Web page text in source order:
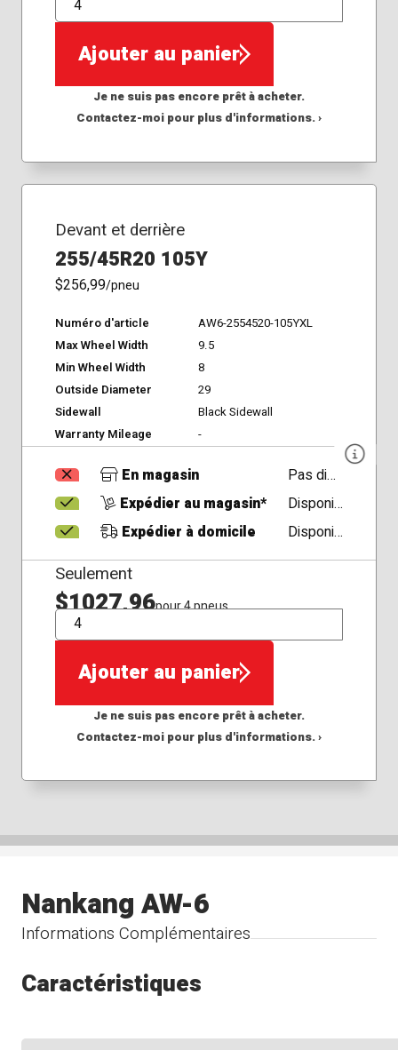
QTÉ
Ajouter au panier
Je ne suis pas encore prêt à acheter.
Contactez-moi pour plus d'informations. ›
Devant et derrière
255/45R20 105Y
$256,99/pneu
Numéro d'article
AW6-2554520-105YXL
Max Wheel Width
9.5
Min Wheel Width
8
Outside Diameter
29
Sidewall
Black Sidewall
Warranty Mileage
-
En magasin
Pas disponible
Expédier au magasin*
Disponible
Expédier à domicile
Disponible
Seulement
$1027,96pour 4 pneus
QTÉ
Ajouter au panier
Je ne suis pas encore prêt à acheter.
Contactez-moi pour plus d'informations. ›
Informations Complémentaires
Nankang AW-6
Caractéristiques